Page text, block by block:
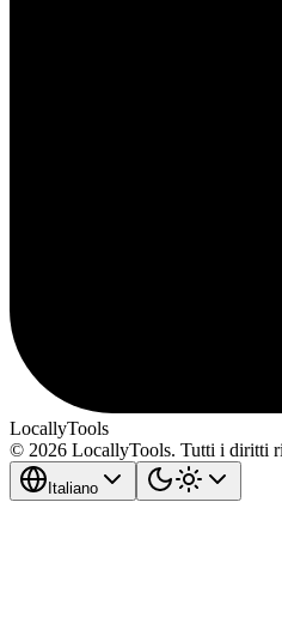
LocallyTools
© 2026 LocallyTools. Tutti i diritti
Italiano